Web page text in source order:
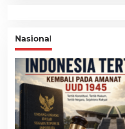
Nasional